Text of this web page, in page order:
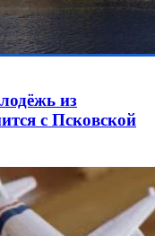
из
с Псковской